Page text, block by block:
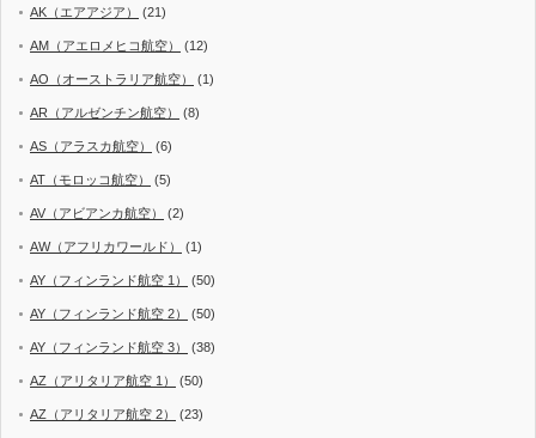
AK（エアアジア） (21)
AM（アエロメヒコ航空） (12)
AO（オーストラリア航空） (1)
AR（アルゼンチン航空） (8)
AS（アラスカ航空） (6)
AT（モロッコ航空） (5)
AV（アビアンカ航空） (2)
AW（アフリカワールド） (1)
AY（フィンランド航空 1） (50)
AY（フィンランド航空 2） (50)
AY（フィンランド航空 3） (38)
AZ（アリタリア航空 1） (50)
AZ（アリタリア航空 2） (23)